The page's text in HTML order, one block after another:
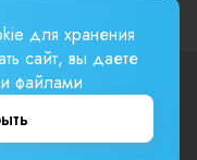
для хранения
сайт, вы даете
файлами